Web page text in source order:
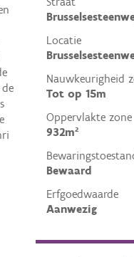
Locatie
Nauwkeurigheid
Tot op 15m
Oppervlakte zone
932m²
Bewaard
Erfgoedwaarde
Aanwezig